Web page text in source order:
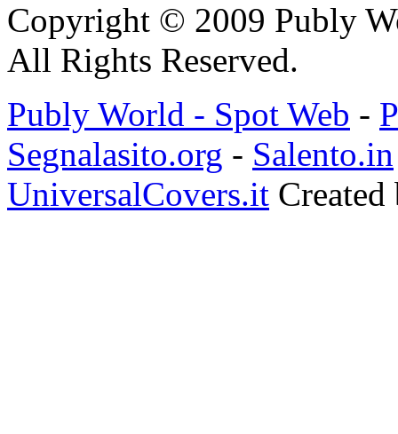
Copyright © 2009 Publy
All Rights Reserved.
Publy World - Spot Web -
Segnalasito.org - Salento.in
UniversalCovers.it